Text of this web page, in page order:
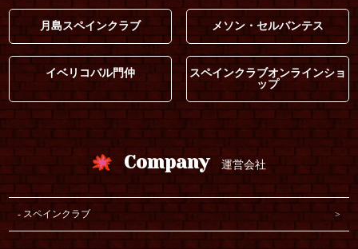
月島スペインクラブ メソン・セルバンテス
イベリコバル門仲
スペインクラブオンラインショ
ップ
Company 運営会社
スペインクラブ